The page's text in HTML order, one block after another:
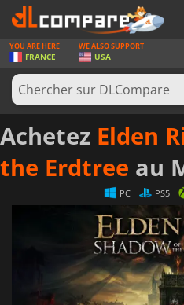
JEUX
CARTES PRÉPAYÉES
LOGICIELS
CONCOURS
MATÉRIEL
SE CONNECTER OU S'INSCRIRE
YOU ARE HERE
FRANCE
WE ALSO SUPPORT
USA
Achetez Elden
the Erdtree au
PC PS5